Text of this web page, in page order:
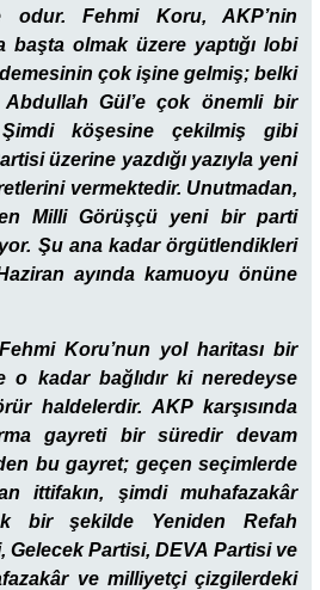
Fehmi Koru, AKP’nin
başta olmak üzere yaptığı lobi
çok işine gelmiş; belki
Gül’e çok önemli bir
Şimdi köşesine çekilmiş gibi
üzerine yazdığı yazıyla yeni
vermektedir. Unutmadan,
Milli Görüşçü yeni bir parti
Şu ana kadar örgütlendikleri
ayında kamuoyu önüne
Koru’nun yol haritası bir
o kadar bağlıdır ki neredeyse
haldelerdir. AKP karşısında
gayreti bir süredir devam
bu gayret; geçen seçimlerde
ittifakın, şimdi muhafazakâr
bir şekilde Yeniden Refah
Gelecek Partisi, DEVA Partisi ve
ve milliyetçi çizgilerdeki